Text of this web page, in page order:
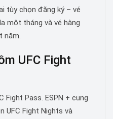
tùy chọn đăng ký – vé
một tháng và vé hàng
năm.
UFC Fight
Fight Pass. ESPN + cung
UFC Fight Nights và